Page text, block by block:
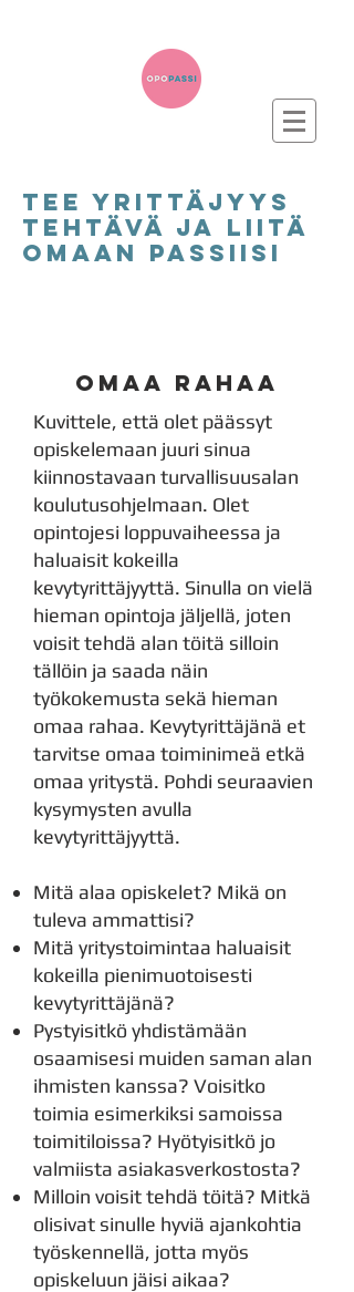
TEe yrittäjyys
tehtävä ja liitä
omaan passiisi
omaa rahaa
Kuvittele, että olet päässyt
opiskelemaan juuri sinua
kiinnostavaan turvallisuusalan
koulutusohjelmaan. Olet
opintojesi loppuvaiheessa ja
haluaisit kokeilla
kevytyrittäjyyttä. Sinulla on vielä
hieman opintoja jäljellä, joten
voisit tehdä alan töitä silloin
tällöin ja saada näin
työkokemusta sekä hieman
omaa rahaa. Kevytyrittäjänä et
tarvitse omaa toiminimeä etkä
omaa yritystä. Pohdi seuraavien
kysymysten avulla
kevytyrittäjyyttä.
Mitä alaa opiskelet? Mikä on
tuleva ammattisi?
Mitä yritystoimintaa haluaisit
kokeilla pienimuotoisesti
kevytyrittäjänä?
Pystyisitkö yhdistämään
osaamisesi muiden saman alan
ihmisten kanssa? Voisitko
toimia esimerkiksi samoissa
toimitiloissa? Hyötyisitkö jo
valmiista asiakasverkostosta?
Milloin voisit tehdä töitä? Mitkä
olisivat sinulle hyviä ajankohtia
työskennellä, jotta myös
opiskeluun jäisi aikaa?